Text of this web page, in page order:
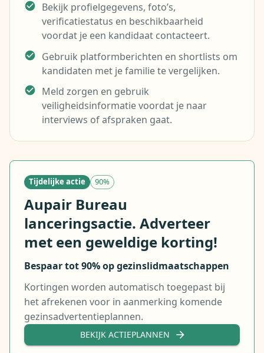
Bekijk profielgegevens, foto’s,
verificatiestatus en beschikbaarheid
voordat je een kandidaat contacteert.
Gebruik platformberichten en shortlists om
kandidaten met je familie te vergelijken.
Meld zorgen en gebruik
veiligheidsinformatie voordat je naar
interviews of afspraken gaat.
Tijdelijke actie 90%
Aupair Bureau
lanceringsactie. Adverteer
met een geweldige korting!
Bespaar tot 90% op gezinslidmaatschappen
Kortingen worden automatisch toegepast bij
het afrekenen voor in aanmerking komende
gezinsadvertentieplannen.
BEKIJK ACTIEPLANNEN